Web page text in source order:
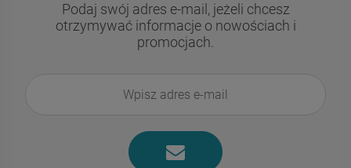
Podaj swój adres e-mail, jeżeli chcesz
otrzymywać informacje o nowościach i
promocjach.